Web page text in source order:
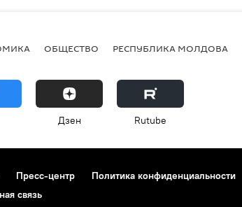
ОБЩЕСТВО РЕСПУБЛИКА МОЛДОВА
Дзен Rutube
Пресс-центр Политика конфиденциальности
связь